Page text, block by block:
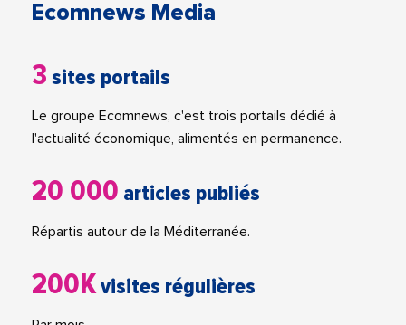
Ecomnews Media
3 sites portails
Le groupe Ecomnews, c'est trois portails dédié à
l'actualité économique, alimentés en permanence.
20 000 articles publiés
Répartis autour de la Méditerranée.
200Kvisites régulières